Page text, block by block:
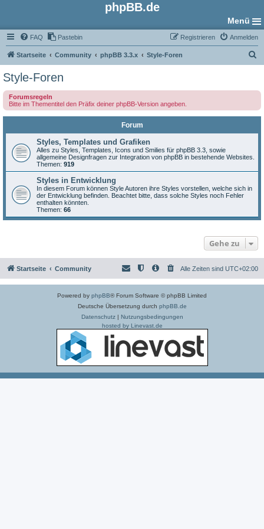
phpBB.de
Menü
FAQ Pastebin Anmelden
Registrieren
Startseite Community phpBB 3.3.x Style-Foren
e
Style-Foren
Forumsregeln
Bitte im Thementitel den Präfix deiner phpBB-Version angeben.
Forum
Styles, Templates und Grafiken
Alles zu Styles, Templates, Icons und Smilies für phpBB 3.3, sowie
allgemeine Designfragen zur Integration von phpBB in bestehende Websites.
Themen: 919
Styles in Entwicklung
In diesem Forum können Style Autoren ihre Styles vorstellen, welche sich in
der Entwicklung befinden. Beachtet bitte, dass solche Styles noch Fehler
enthalten könnten.
Themen: 66
Gehe zu
Startseite Community Alle Zeiten sind UTC+02:00
Powered by phpBB® Forum Software © phpBB Limited
Deutsche Übersetzung durch phpBB.de
Datenschutz| Nutzungsbedingungen
hosted by Linevast.de